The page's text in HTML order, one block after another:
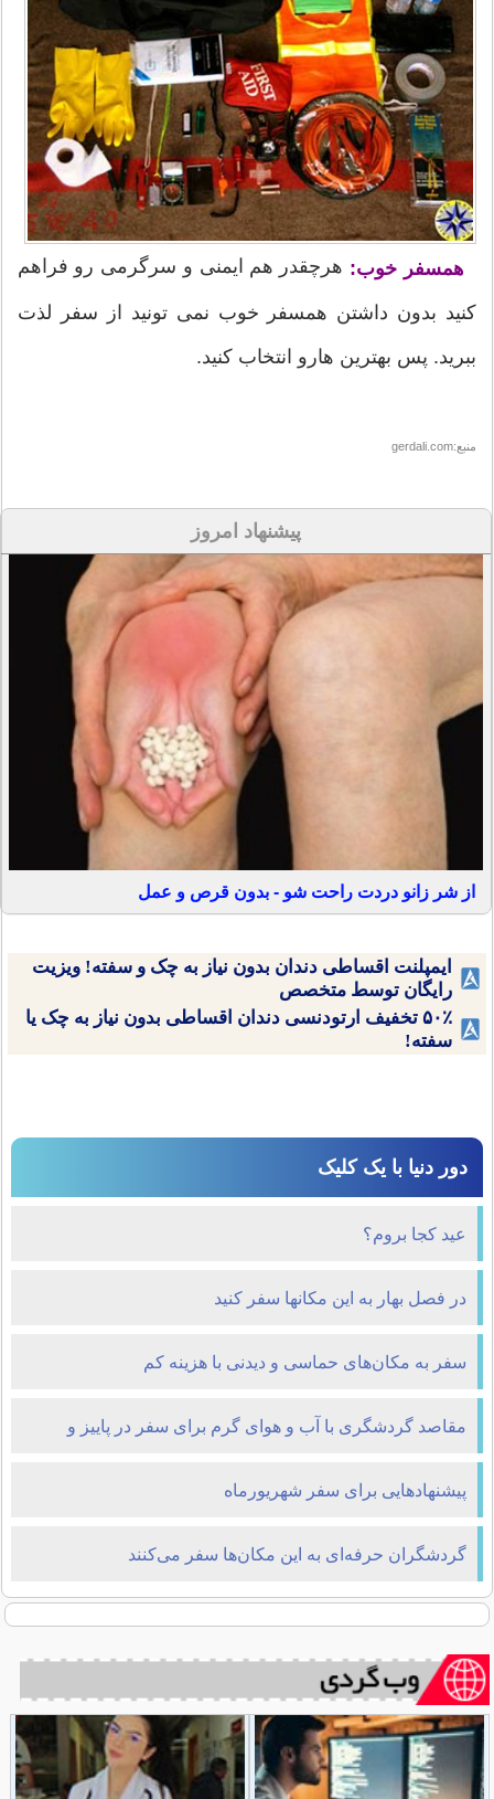
همسفر خوب: هرچقدر هم ایمنی و سرگرمی رو فراهم
کنید بدون داشتن همسفر خوب نمی تونید از سفر لذت
ببرید. پس بهترین هارو انتخاب کنید.
منبع:gerdali.com
پیشنهاد امروز
از شر زانو دردت راحت شو - بدون قرص و عمل
ایمپلنت اقساطی دندان بدون نیاز به چک و سفته! ویزیت
رایگان توسط متخصص
۵۰٪ تخفیف ارتودنسی دندان اقساطی بدون نیاز به چک یا
سفته!
دور دنیا با یک کلیک
عید کجا بروم؟
در فصل بهار به این مکانها سفر کنید
سفر به مکان‌های حماسی و دیدنی با هزینه کم
مقاصد گردشگری با آب و هوای گرم برای سفر در پاییز و
پیشنهادهایی برای سفر شهریورماه
گردشگران حرفه‌ای به این مکان‌ها سفر می‌کنند